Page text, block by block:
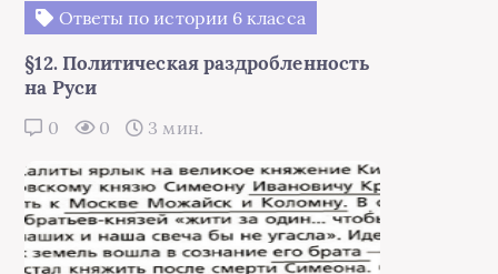
Ответы по истории 6 класса
§12. Политическая раздробленность
на Руси
0 0 3 мин.